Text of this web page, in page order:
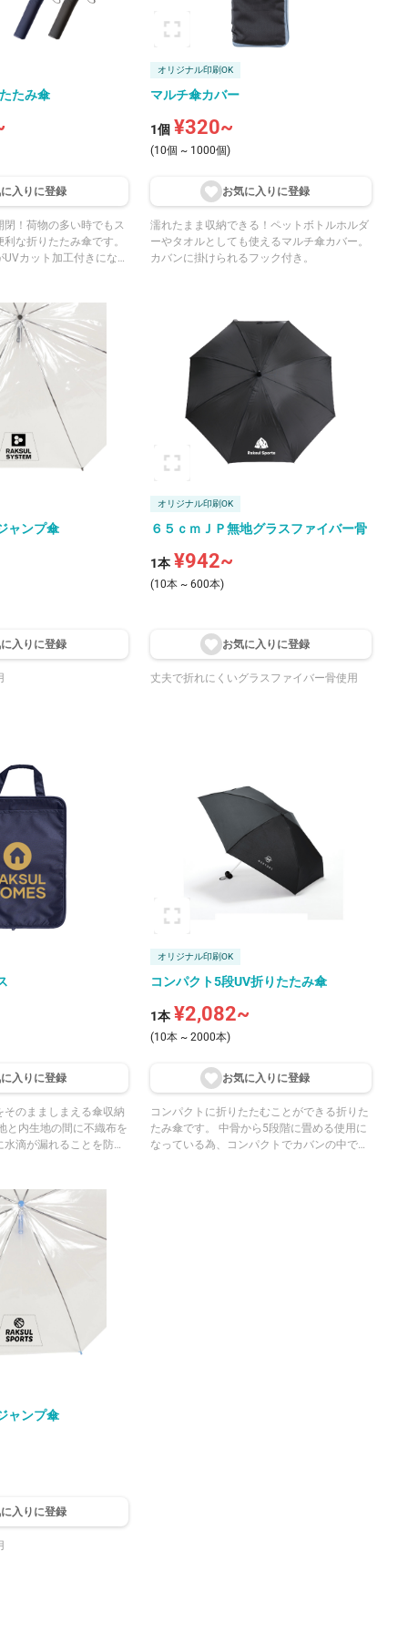
たみ傘
入りに登録
閉！荷物の多い時でもス
な折りたたみ傘です。
カット加工付きにな
開なので、幅広いご提
にて印刷が可能です。
たノベルティや、イベ
ーンにもご提案いただ
オリジナル印刷OK
マルチ傘カバー
1個 ¥320~
(10個 ~ 1000個)
お気に入りに登録
濡れたまま収納できる！ペットボトルホルダ
ーやタオルとしても使えるマルチ傘カバー。
カバンに掛けられるフック付き。
ャンプ傘
入りに登録
オリジナル印刷OK
６５ｃｍＪＰ無地グラスファイバー骨
1本 ¥942~
(10本 ~ 600本)
お気に入りに登録
丈夫で折れにくいグラスファイバー骨使用
入りに登録
そのまましまえる傘収納
水滴が漏れることを防
のまま収納ができ、 替
いれておくこともでき
たたみ傘なども収納で
き、 収納ケース
にとれるため、企業の
めです。
オリジナル印刷OK
コンパクト5段UV折りたたみ傘
1本 ¥2,082~
(10本 ~ 2000本)
お気に入りに登録
コンパクトに折りたたむことができる折りた
たみ傘です。 中骨から5段階に畳める使用に
なっている為、コンパクトでカバンの中でか
ャンプ傘
入りに登録